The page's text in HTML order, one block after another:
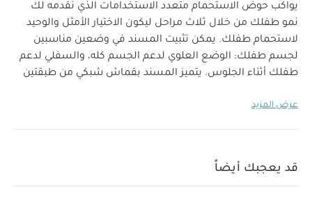
يواكب حوض الاستحمام متعدد الاستخدامات الذي نقدمه لك
نمو طفلك من خلال ثلاث مراحل ليكون الاختيار الأمثل والوحيد
لاستحمام طفلك. يمكن تثبيت المسند في وضعين مناسبين
لجسم طفلك: الوضع العلوي لدعم الجسم كله، والسفلي لدعم
طفلك أثناء الجلوس. يتميز المسند بقماش شبكي من طبقتين
المسند ليتخذ وضع مقعد مبطن بحشوة يدعم طفلك ويمنحه
المزعج بالبلاستيك.
عرض المزيد
قد يعجبك أيضاً